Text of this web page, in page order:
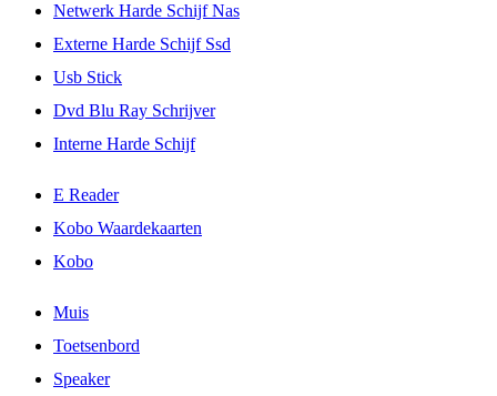
Netwerk Harde Schijf Nas
Externe Harde Schijf Ssd
Usb Stick
Dvd Blu Ray Schrijver
Interne Harde Schijf
E Reader
Kobo Waardekaarten
Kobo
Muis
Toetsenbord
Speaker